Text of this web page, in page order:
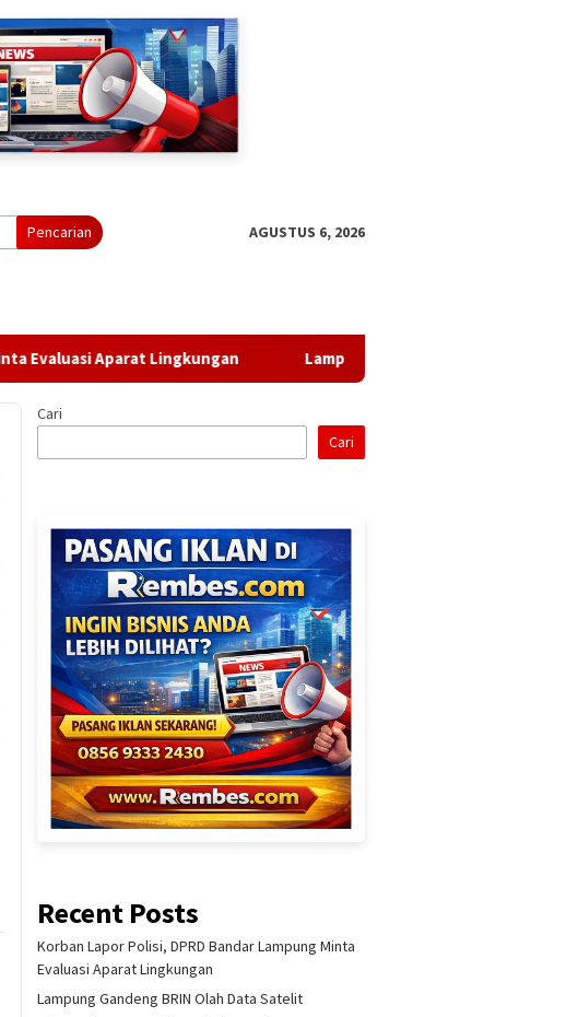
Pencarian AGUSTUS 6, 2026
Lingkungan Lampung Gandeng BRIN Olah Data Satelit
Cari
Cari
Recent Posts
Korban Lapor Polisi, DPRD Bandar Lampung Minta
Evaluasi Aparat Lingkungan
Lampung Gandeng BRIN Olah Data Satelit